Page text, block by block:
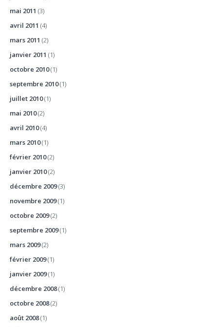
mai 2011 (3)
avril 2011 (4)
mars 2011 (2)
janvier 2011 (1)
octobre 2010(1)
septembre 2010(1)
juillet 2010(1)
mai 2010(2)
avril 2010(4)
mars 2010(1)
février 2010(2)
janvier 2010(2)
décembre 2009(3)
novembre 2009(1)
octobre 2009(2)
septembre 2009(1)
mars 2009(2)
février 2009(1)
janvier 2009(1)
décembre 2008(1)
octobre 2008(2)
août 2008(1)